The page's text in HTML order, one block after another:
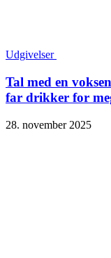
Udgivelser
Tal med en
far drikker for
28. november 2025